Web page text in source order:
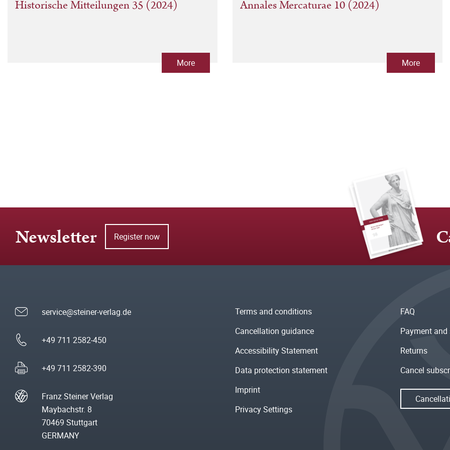
Thomas Stamm-Kuhlmann (ed.),Matthias Stickler (ed.)
Historische Mitteilungen 35 (2024)
More
Annales Mercaturae 10 (2024)
More
Newsletter Register now
service@steiner-verlag.de
+49 711 2582-450
+49 711 2582-390
Franz Steiner Verlag
Maybachstr. 8
70469 Stuttgart
GERMANY
Terms and conditions
Cancellation guidance
Accessibility Statement
Data protection statement
Imprint
Privacy Settings
FAQ
Payment
Returns
Cancel